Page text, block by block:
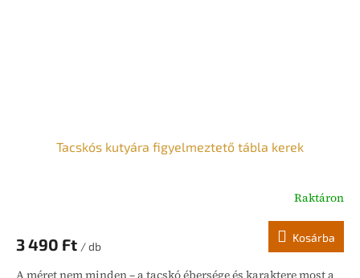
Tacskós kutyára figyelmeztető tábla kerek
Raktáron
3 490 Ft / db
Kosárba